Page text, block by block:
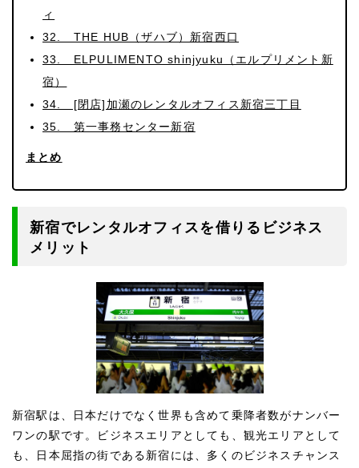
ィ
32. THE HUB（ザハブ）新宿西口
33. ELPULIMENTO shinjyuku（エルプリメント新
宿）
34. [閉店]加瀬のレンタルオフィス新宿三丁目
35. 第一事務センター新宿
まとめ
新宿でレンタルオフィスを借りるビジネス
メリット
新宿駅は、日本だけでなく世界も含めて乗降者数がナンバー
ワンの駅です。ビジネスエリアとしても、観光エリアとして
も、日本屈指の街である新宿には、多くのビジネスチャンス